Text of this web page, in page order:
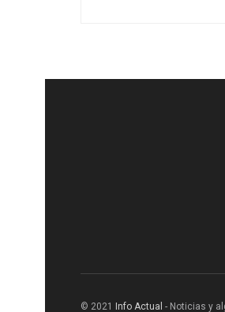
© 2021 Info Actual - Noticias y